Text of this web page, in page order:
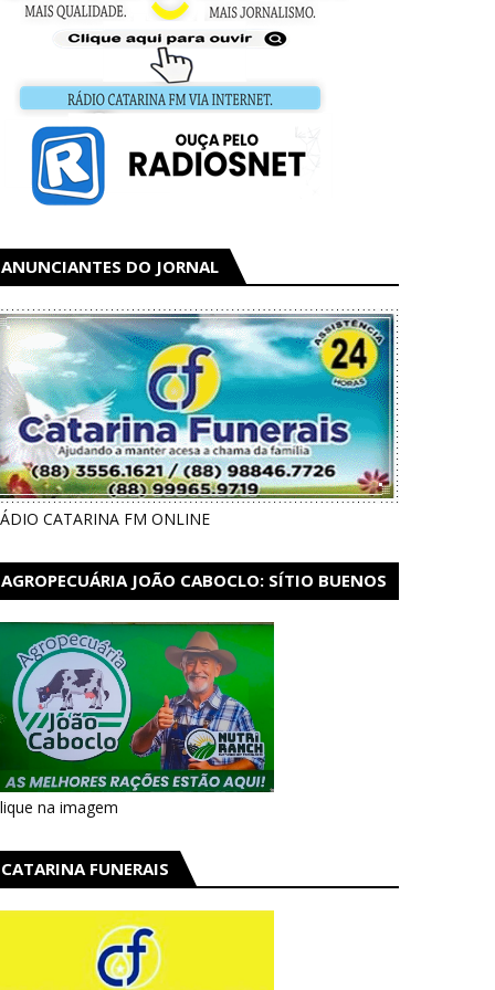
ANUNCIANTES DO JORNAL
CATARINA FM ONLINE
AGROPECUÁRIA JOÃO CABOCLO: SÍTIO BUENOS
na imagem
CATARINA FUNERAIS